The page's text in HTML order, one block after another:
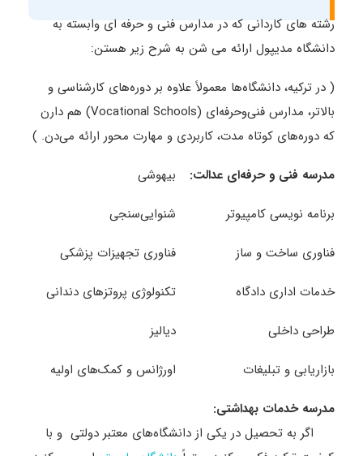
رشته های کاردانی که در مدارس فنی و حرفه ای وابسته به
دانشگاه مدیپول ارائه می شن به شرح زیر هستن:
( در ترکیه، دانشگاه‌ها معمولاً علاوه بر دوره‌های کارشناسی و
بالاتر، مدارس فنی‌وحرفه‌ای (Vocational Schools) هم دارن
که دوره‌های کوتاه ‌مدت، کاربردی و مهارت ‌محور ارائه می‌دن. )
مدرسه فنی و حرفه‌ای عدالت:
برنامه ‌نویسی کامپیوتر
فناوری ساخت ‌و ساز
خدمات اداری دادگاه
طراحی داخلی
بازاریابی و تبلیغات
مدرسه خدمات بهداشتی:
بیهوشی
شنوایی‌سنجی
فناوری تجهیزات پزشکی
تکنولوژی پروتزهای دندانی
دیالیز
اورژانس و کمک‌های اولیه
اگر به تحصیل در یکی از دانشگاه‌های معتبر دولتی و با